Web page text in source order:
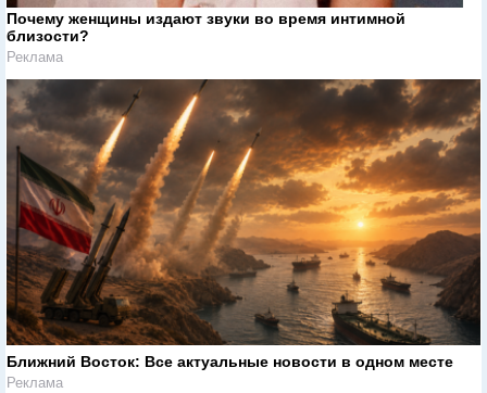
Почему женщины издают звуки во время интимной
близости?
Реклама
Ближний Восток: Все актуальные новости в одном месте
Реклама